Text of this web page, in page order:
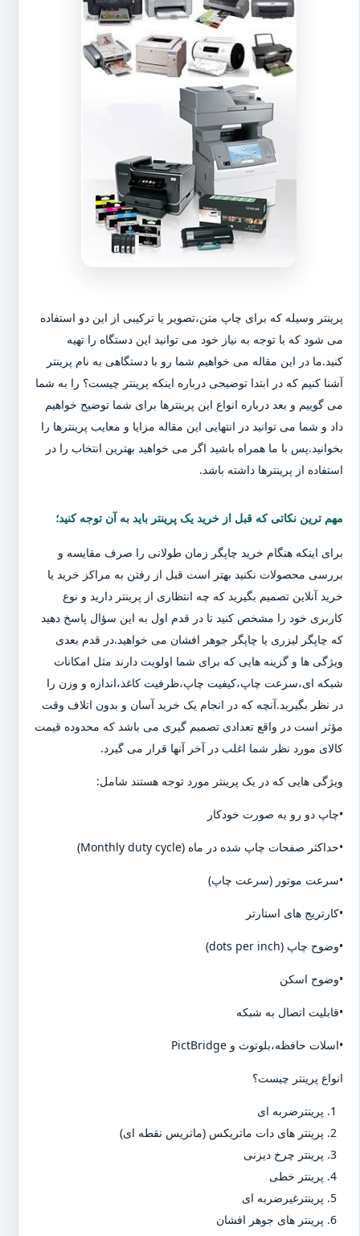
پرینتر وسیله که برای چاپ متن،تصویر یا ترکیبی از این دو استفاده
می شود که با توجه به نیاز خود می توانید این دستگاه را تهیه
کنید.ما در این مقاله می خواهیم شما رو با دستگاهی به نام پرینتر
آشنا کنیم که در ابتدا توضیحی درباره اینکه پرینتر چیست؟ را به شما
می گوییم و بعد درباره انواع این پرینترها برای شما توضیح خواهیم
داد و شما می توانید در انتهایی این مقاله مزایا و معایب پرینترها را
بخوانید.پس با ما همراه باشید اگر می خواهید بهترین انتخاب را در
استفاده از پرینترها داشته باشد.
مهم ترین نکاتی که قبل از خرید یک پرینتر باید به آن توجه کنید؛
برای اینکه هنگام خرید چاپگر زمان طولانی را صرف مقایسه و
بررسی محصولات نکنید بهتر است قبل از رفتن به مراکز خرید یا
خرید آنلاین تصمیم بگیرید که چه انتظاری از پرینتر دارید و نوع
کاربری خود را مشخص کنید تا در قدم اول به این سؤال پاسخ دهید
که چاپگر لیزری یا چاپگر جوهر افشان می خواهید.در قدم بعدی
ویژگی ها و گزینه هایی که برای شما اولویت دارند مثل امکانات
شبکه ای،سرعت چاپ،کیفیت چاپ،ظرفیت کاغذ،اندازه و وزن را
در نظر بگیرید.آنچه که در انجام یک خرید آسان و بدون اتلاف وقت
مؤثر است در واقع تعدادی تصمیم گیری می باشد که محدوده قیمت
کالای مورد نظر شما اغلب در آخر آنها قرار می گیرد.
ویژگی هایی که در یک پرینتر مورد توجه هستند شامل:
•چاپ دو رو به صورت خودکار
•حداکثر صفحات چاپ شده در ماه (Monthly duty cycle)
•سرعت موتور (سرعت چاپ)
•کارتریج های استارتر
•وضوح چاپ (dots per inch)
•وضوح اسکن
•قابلیت اتصال به شبکه
•اسلات حافظه،بلوتوث و PictBridge
انواع پرینتر چیست؟
پرینترضربه ای
پرینتر های دات ماتریکس (ماتریس نقطه ای)
پرینتر چرخ دیزنی
پرینتر خطی
پرینترغیرضربه ای
پرینتر های جوهر افشان